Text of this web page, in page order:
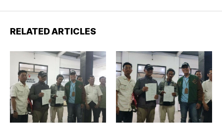
RELATED ARTICLES